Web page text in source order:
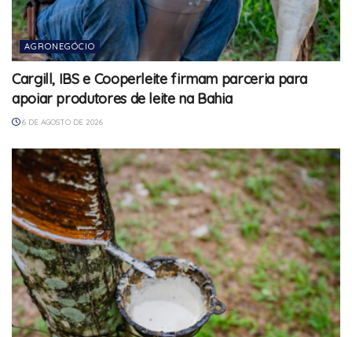
AGRONEGÓCIO
Cargill, IBS e Cooperleite firmam parceria para
apoiar produtores de leite na Bahia
6 DE AGOSTO DE 2026